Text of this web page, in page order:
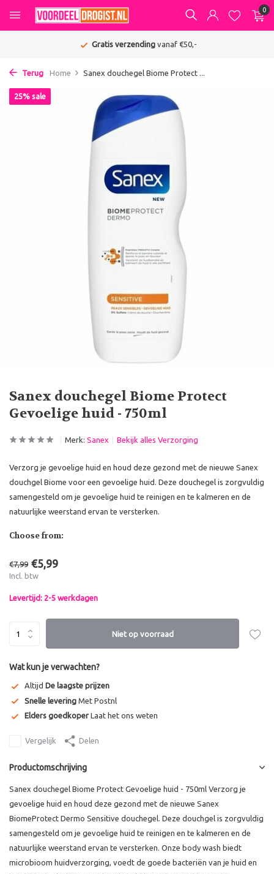
0
Gratis verzendingvanaf €50,-
Terug Home Sanex douchegel Biome Protect ...
Sanex douchegel Biome Protect
Gevoelige huid - 750ml
25% sale
Merk: Sanex Bekijk alles Verzorging
Verzorg je gevoelige huid en houd deze gezond met de nieuwe Sanex
douchgel Biome voor een gevoelige huid. Deze douchegel is zorgvuldig
samengesteld om je gevoelige huid te reinigen en te kalmeren en de
natuurlijke weerstand ervan te versterken.
Choose from:
€7,99 €5,99
Incl. btw
Levertijd: 2-5 werkdagen
Niet op voorraad
Wat kun je verwachten?
Altijd De laagste prijzen
Snelle levering Met Postnl
Elders goedkoper Laat het ons weten
Vergelijk Delen
Productomschrijving
Sanex douchegel Biome Protect Gevoelige huid - 750ml Verzorg je
gevoelige huid en houd deze gezond met de nieuwe Sanex
BiomeProtect Dermo Sensitive douchegel. Deze douchgel is zorgvuldig
samengesteld om je gevoelige huid te reinigen en te kalmeren en de
natuurlijke weerstand ervan te versterken. Onze body wash biedt
microbioom huidverzorging, voedt de goede bacteriën van je huid en